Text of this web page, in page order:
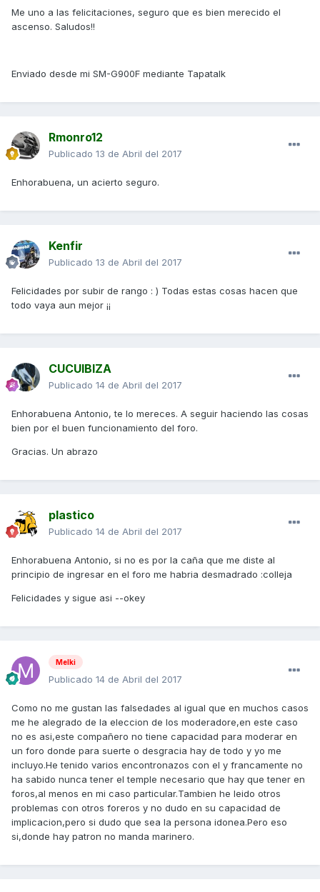
Me uno a las felicitaciones, seguro que es bien merecido el
ascenso. Saludos!!
Enviado desde mi SM-G900F mediante Tapatalk
Rmonro12
Publicado 13 de Abril del 2017
Enhorabuena, un acierto seguro.
Kenfir
Publicado 13 de Abril del 2017
Felicidades por subir de rango : ) Todas estas cosas hacen que
todo vaya aun mejor ¡¡
CUCUIBIZA
Publicado 14 de Abril del 2017
Enhorabuena Antonio, te lo mereces. A seguir haciendo las cosas
bien por el buen funcionamiento del foro.
Gracias. Un abrazo
plastico
Publicado 14 de Abril del 2017
Enhorabuena Antonio, si no es por la caña que me diste al
principio de ingresar en el foro me habria desmadrado :colleja
Felicidades y sigue asi --okey
Melki
Publicado 14 de Abril del 2017
Como no me gustan las falsedades al igual que en muchos casos
me he alegrado de la eleccion de los moderadore,en este caso
no es asi,este compañero no tiene capacidad para moderar en
un foro donde para suerte o desgracia hay de todo y yo me
incluyo.He tenido varios encontronazos con el y francamente no
ha sabido nunca tener el temple necesario que hay que tener en
foros,al menos en mi caso particular.Tambien he leido otros
problemas con otros foreros y no dudo en su capacidad de
implicacion,pero si dudo que sea la persona idonea.Pero eso
si,donde hay patron no manda marinero.